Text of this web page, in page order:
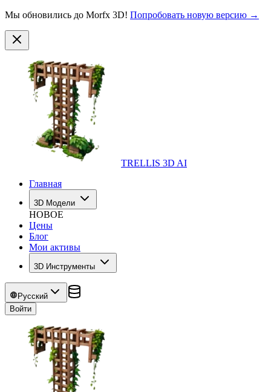
Мы обновились до Morfx 3D! Попробовать новую версию →
TRELLIS 3D AI
Главная
3D Модели
НОВОЕ
Цены
Блог
Мои активы
3D Инструменты
Русский
Войти